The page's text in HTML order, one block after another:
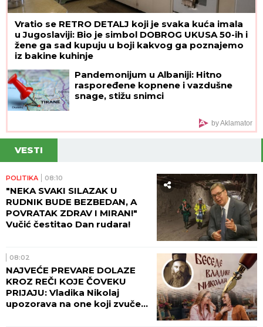
Vratio se RETRO DETALJ koji je svaka kuća imala
u Jugoslaviji: Bio je simbol DOBROG UKUSA 50-ih i
žene ga sad kupuju u boji kakvog ga poznajemo
iz bakine kuhinje
Pandemonijum u Albaniji: Hitno
raspoređene kopnene i vazdušne
snage, stižu snimci
by Aklamator
VESTI
POLITIKA 08:10
"NEKA SVAKI SILAZAK U
RUDNIK BUDE BEZBEDAN, A
POVRATAK ZDRAV I MIRAN!"
Vučić čestitao Dan rudara!
08:02
NAJVEĆE PREVARE DOLAZE
KROZ REČI KOJE ČOVEKU
PRIJAJU: Vladika Nikolaj
upozorava na one koji zvuče